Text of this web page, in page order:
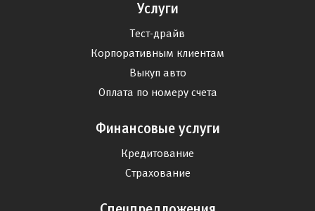
Услуги
Тест-драйв
Корпоративным клиентам
Выкуп авто
Оплата по номеру счета
Финансовые услуги
Кредитование
Страхование